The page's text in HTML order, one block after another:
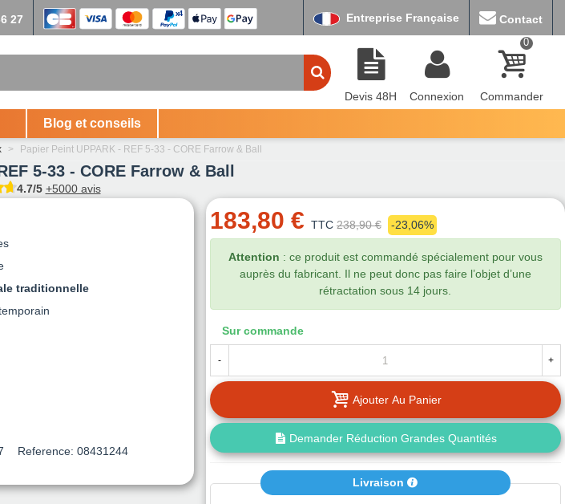
27 Entreprise Française Contact
Devis 48H Connexion
0
Commander
Blog et conseils
> Papier Peint UPPARK - REF 5-33 - CORE Farrow & Ball
5-33 - CORE Farrow & Ball
4.7/5 +5000 avis
traditionnelle
Reference: 08431244
183,80 € TTC 238,90 € -23,06%
Attention : ce produit est commandé spécialement pour vous
auprès du fabricant. Il ne peut donc pas faire l’objet d’une
rétractation sous 14 jours.
Sur commande
- +
Ajouter Au Panier
Demander Réduction Grandes Quantités
Livraison